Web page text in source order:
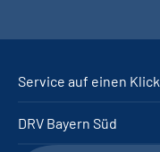
Service auf einen Klick
DRV Bayern Süd